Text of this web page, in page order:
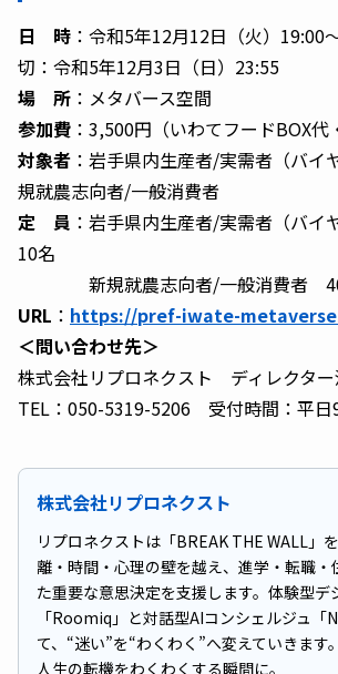
日 時 ：令和5年12月12日（火）
切：令和5年12月3日（日）23:55
場 所 ：メタバース空間
参加費 ：3,500円（いわてフードBOX代
対象者 ：岩手県内生産者/実需者（バイ
規就農志向者/一般消費者
定 員 ：岩手県内生産者/実需者（バイ
10名
新規就農志向者/一般消費者
URL ： https://pref-iwate-
＜問い合わせ先＞
株式会社リプロネクスト ディレクタ
TEL：050-5319-5206 受付時間：平日
株式会社リプロネクスト
リプロネクストは「BREAK THE WALL」
離・時間・心理の壁を越え、進学・転職・
た重要な意思決定を支援します。体験型デ
「Roomiq」と対話型AIコンシェルジュ「
て、“迷い”を“わくわく”へ変えていきます。
人生の転機をわくわくする瞬間に。